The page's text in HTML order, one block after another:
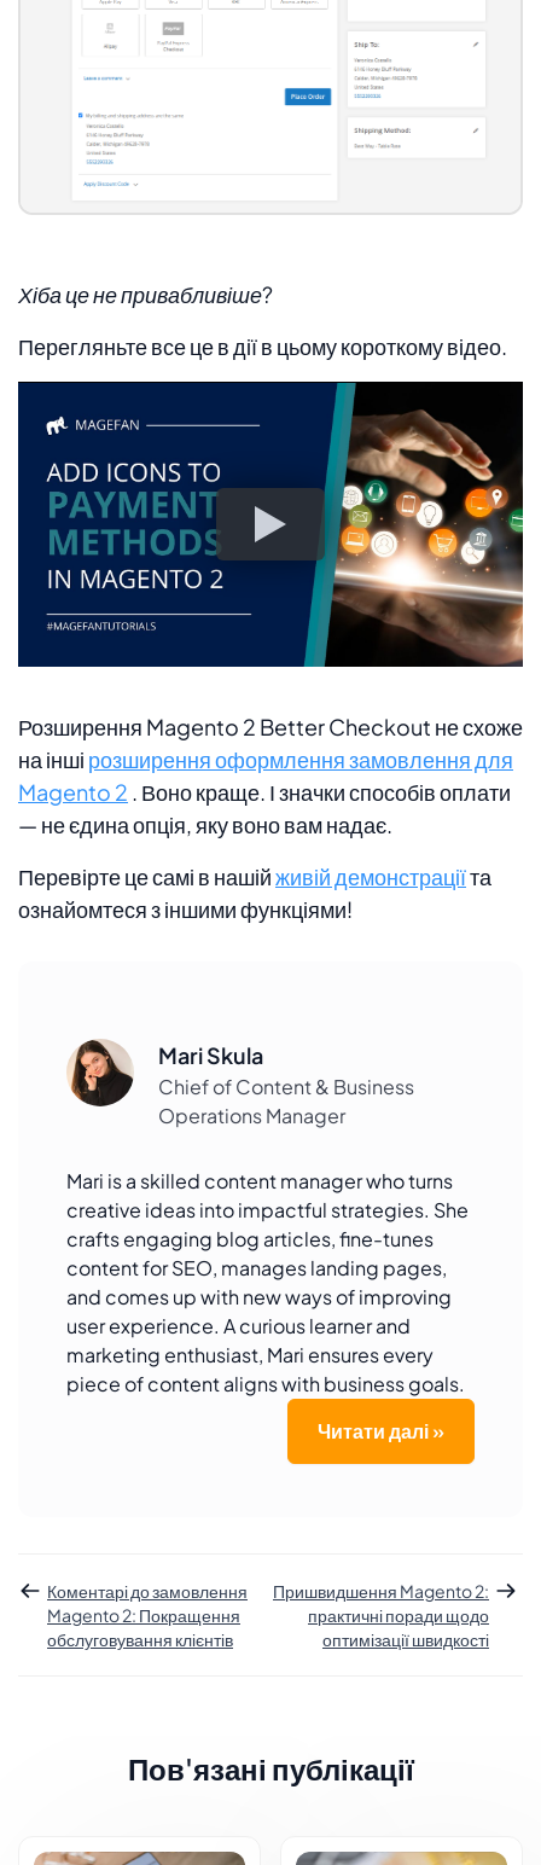
Хіба це не привабливіше?
Перегляньте все це в дії в цьому короткому відео.
Розширення Magento 2 Better Checkout не схоже
на інші розширення оформлення замовлення для
Magento 2 . Воно краще. І значки способів оплати
— не єдина опція, яку воно вам надає.
Перевірте це самі в нашійживій демонстраціїта
ознайомтеся з іншими функціями!
Mari Skula
Chief of Content & Business
Operations Manager
Mari is a skilled content manager who turns
creative ideas into impactful strategies. She
crafts engaging blog articles, fine-tunes
content for SEO, manages landing pages,
and comes up with new ways of improving
user experience. A curious learner and
marketing enthusiast, Mari ensures every
piece of content aligns with business goals.
Читати далі »
Коментарі до замовлення
Magento 2: Покращення
обслуговування клієнтів
Пришвидшення Magento 2:
практичні поради щодо
оптимізації швидкості
Пов'язані публікації